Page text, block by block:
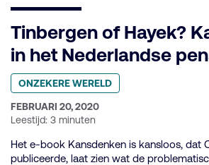
Tinbergen of Hayek?
in het Nederlandse
Geplaatst
categorie:
ONZEKERE WERELD
GEPUBLICEERD
OP:
FEBRUARI 20, 2020
Leestijd: 3 minuten
Het e-book Kansdenken is kansloos, dat
publiceerde, laat zien wat de